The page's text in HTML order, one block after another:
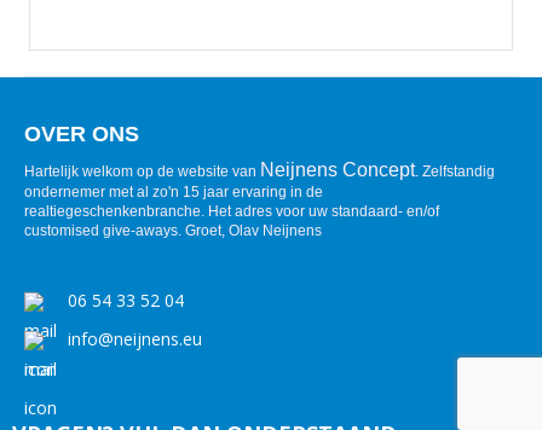
OVER ONS
Hartelijk welkom op de website van Neijnens Concept. Zelfstandig
ondernemer met al zo'n 15 jaar ervaring in de
realtiegeschenkenbranche. Het adres voor uw standaard- en/of
customised give-aways. Groet, Olav Neijnens
06 54 33 52 04
info@neijnens.eu